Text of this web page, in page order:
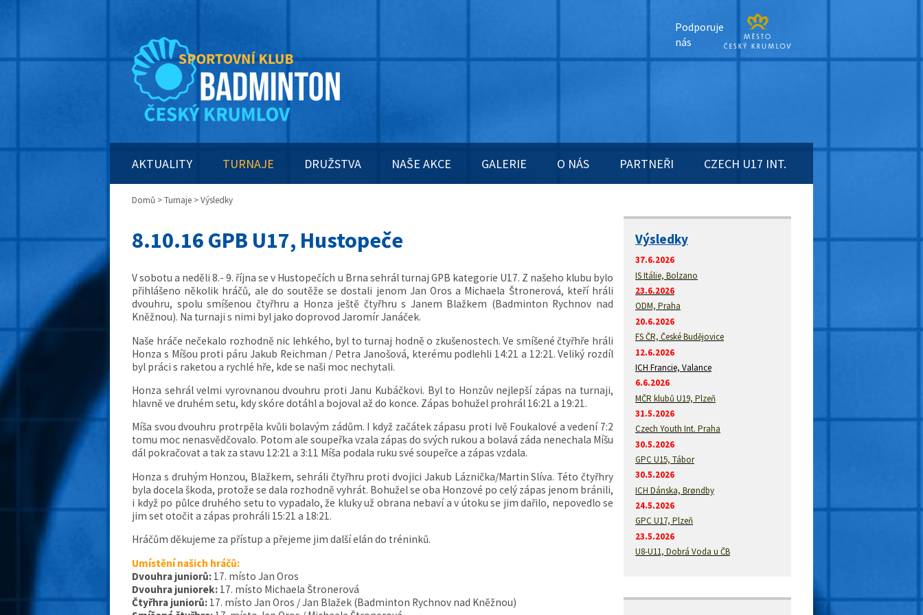
Podporuje
nás
AKTUALITY TURNAJE DRUŽSTVA NAŠE AKCE GALERIE O NÁS PARTNEŘI CZECH U17 INT.
Domů >Turnaje > Výsledky
8.10.16 GPB U17, Hustopeče
V sobotu a neděli 8.- 9. října se v Hustopečích u Brna sehrál turnaj GPB kategorie U17. Z našeho klubu bylo
přihlášeno několik hráčů, ale do soutěže se dostali jenom Jan Oros a Michaela Štronerová, kteří hráli
dvouhru, spolu smíšenou čtyřhru a Honza ještě čtyřhru s Janem Blažkem (Badminton Rychnov nad
Kněžnou). Na turnaji s nimi byl jako doprovod Jaromír Janáček.
Naše hráče nečekalo rozhodně nic lehkého, byl to turnaj hodně o zkušenostech. Ve smíšené čtyřhře hráli
Honza s Míšou proti páru Jakub Reichman / Petra Janošová, kterému podlehli 14:21 a 12:21. Veliký rozdíl
byl práci s raketou a rychlé hře, kde se naši moc nechytali.
Honza sehrál velmi vyrovnanou dvouhru proti Janu Kubáčkovi. Byl to Honzův nejlepší zápas na turnaji,
hlavně ve druhém setu, kdy skóre dotáhl a bojoval až do konce. Zápas bohužel prohrál 16:21 a 19:21.
Míša svou dvouhru protrpěla kvůli bolavým zádům. I když začátek zápasu proti Ivě Foukalové a vedení 7:2
tomu moc nenasvědčovalo. Potom ale soupeřka vzala zápas do svých rukou a bolavá záda nenechala Míšu
dál pokračovat a tak za stavu 12:21 a 3:11 Míša podala ruku své soupeřce a zápas vzdala.
Honza s druhým Honzou, Blažkem, sehráli čtyřhru proti dvojici Jakub Láznička/Martin Slíva. Této čtyřhry
byla docela škoda, protože se dala rozhodně vyhrát. Bohužel se oba Honzové po celý zápas jenom bránili,
i když po půlce druhého setu to vypadalo, že kluky už obrana nebaví a v útoku se jim dařilo, nepovedlo se
jim set otočit a zápas prohráli 15:21 a 18:21.
Hráčům děkujeme za přístup a přejeme jim další elán do tréninků.
Umístění našich hráčů:
Dvouhra juniorů: 17. místo Jan Oros
Dvouhra juniorek: 17. místo Michaela Štronerová
Čtyřhra juniorů: 17. místo Jan Oros / Jan Blažek (Badminton Rychnov nad Kněžnou)
Výsledky
37.6.2026
IS Itálie, Bolzano
23.6.2026
ODM, Praha
20.6.2026
FS ČR, České Budějovice
12.6.2026
ICH Francie, Valance
6.6.2026
MČR klubů U19, Plzeň
31.5.2026
Czech Youth Int. Praha
30.5.2026
GPC U15, Tábor
30.5.2026
ICH Dánska, Brøndby
24.5.2026
GPC U17, Plzeň
23.5.2026
U8-U11, Dobrá Voda u ČB